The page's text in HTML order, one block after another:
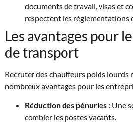
documents de travail, visas et
respectent les réglementations
Les avantages pour
de transport
Recruter des chauffeurs poids lourds
nombreux avantages pour les
Réduction des pénuries : Une
combler les postes vacants.